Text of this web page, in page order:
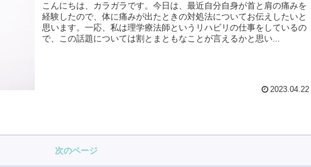
こんにちは、カラガラです。今日は、最近自分自身が首と肩の痛みを
経験したので、体に痛みが出たときの対処法についてお伝えしたいと
思います。一応、私は理学療法師というリハビリの仕事をしているの
で、この話題については割とまともなことが言えるかと思い...
2023.04.22
次のページ